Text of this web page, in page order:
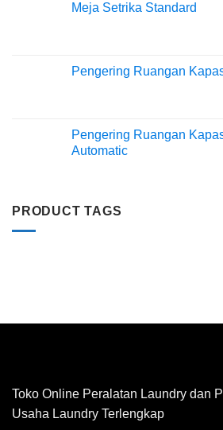
Meja Setrika Standard
Pengering Ruangan
Pengering Ruangan
Automatic
PRODUCT TAGS
Toko Online Peralatan Laundry dan
Usaha Laundry Terlengkap